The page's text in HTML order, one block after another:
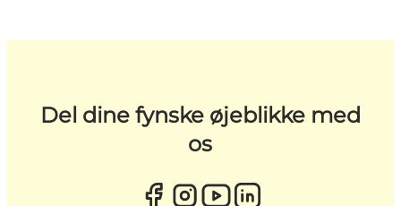
Del dine fynske øjeblikke med
os